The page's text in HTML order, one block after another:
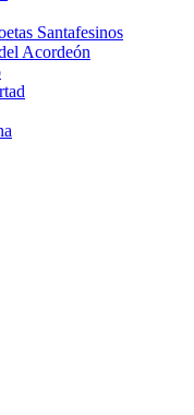
Santafesinos
Acordeón